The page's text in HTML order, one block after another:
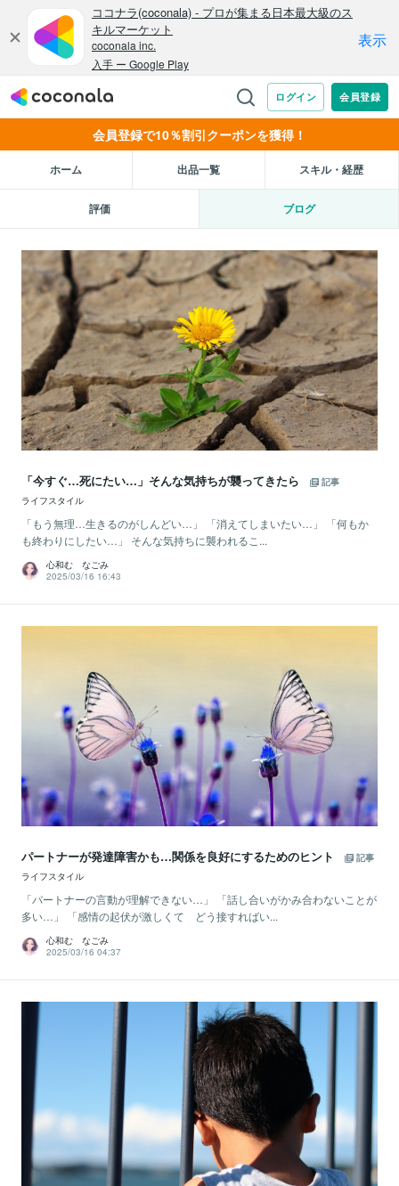
会員登録で10％割引クーポンを獲得！
ホーム 出品一覧 スキル・経歴
評価 ブログ
「今すぐ…死にたい…」そんな気持ちが襲ってきたら
記事
ライフスタイル
「もう無理…生きるのがしんどい…」 「消えてしまいたい…」 「何もか
も終わりにしたい…」 そんな気持ちに襲われるこ...
心和む なごみ
2025/03/16 16:43
パートナーが発達障害かも…関係を良好にするためのヒント
記事
ライフスタイル
「パートナーの言動が理解できない…」 「話し合いがかみ合わないことが
多い…」 「感情の起伏が激しくて どう接すればい...
心和む なごみ
2025/03/16 04:37